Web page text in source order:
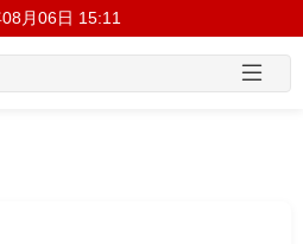
月06日 15:11